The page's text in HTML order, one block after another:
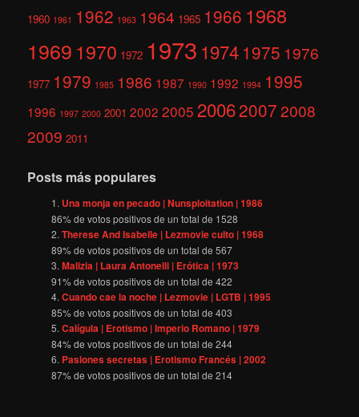
1960 1961 1962 1963 1964 1965 1966 1968
1969 1970 1972 1973 1974 1975 1976
1977 1979 1985 1986 1987 1990 1992 1994 1995
1996 1997 2000 2001 2002 2005 200620072008
2009 2011
Posts más populares
Una monja en pecado | Nunsploitation | 1986
86% de votos positivos de un total de 1528
Therese And Isabelle | Lezmovie culto | 1968
89% de votos positivos de un total de567
Malizia | Laura Antonelli | Erótica | 1973
91% de votos positivos de un total de422
Cuando cae la noche | Lezmovie | LGTB | 1995
85% de votos positivos de un total de403
Calígula | Erotismo | Imperio Romano | 1979
84% de votos positivos de un total de244
Pasiones secretas | Erotismo Francés | 2002
87% de votos positivos de un total de214